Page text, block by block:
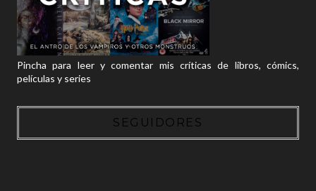
Pincha para leer y comentar mis críticas de libros, cómics,
películas y series
SEGUIDORES